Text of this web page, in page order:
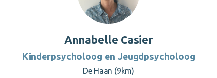
Annabelle Casier
Kinderpsycholoog en Jeugdpsycholoog
De Haan (9km)